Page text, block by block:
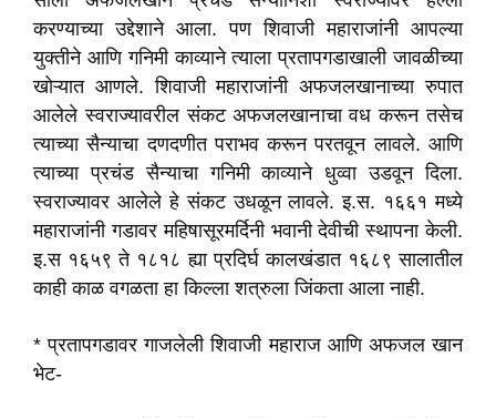
करण्याच्या उद्देशाने आला. पण शिवाजी महाराजांनी आपल्या
युक्तीने आणि गनिमी काव्याने त्याला प्रतापगडाखाली जावळीच्या
खोऱ्यात आणले. शिवाजी महाराजांनी अफजलखानाच्या रुपात
आलेले स्वराज्यावरील संकट अफजलखानाचा वध करून तसेच
त्याच्या सैन्याचा दणदणीत पराभव करून परतवून लावले. आणि
त्याच्या प्रचंड सैन्याचा गनिमी काव्याने धुव्वा उडवून दिला.
स्वराज्यावर आलेले हे संकट उधळून लावले. इ.स. १६६१ मध्ये
महाराजांनी गडावर महिषासूरमर्दिनी भवानी देवीची स्थापना केली.
इ.स १६५९ ते १८१८ ह्या प्रदिर्घ कालखंडात १६८९ सालातील
काही काळ वगळता हा किल्ला शत्रुला जिंकता आला नाही.
* प्रतापगडावर गाजलेली शिवाजी महाराज आणि अफजल खान
भेट-